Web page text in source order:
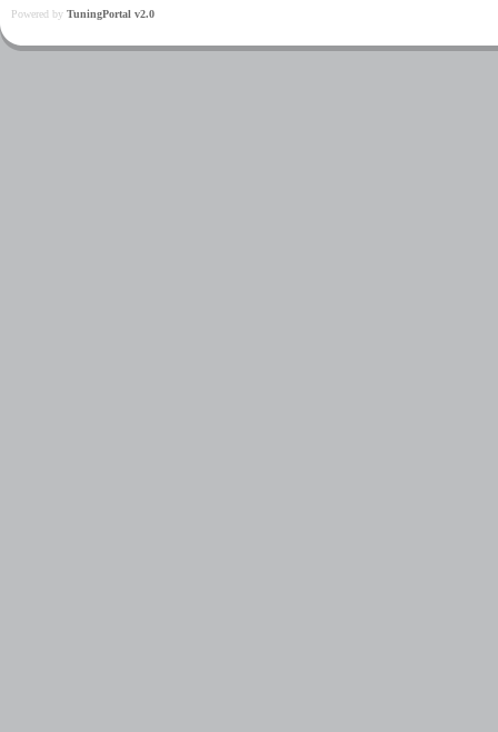
Powered by TuningPortal v2.0